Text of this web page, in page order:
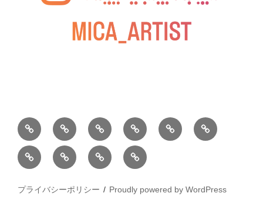
BLOG
教
室
の
ご
お
問
い
合
動
画
過
去
展
2025
松
座
松
屋
銀
小
松
2026
年
2025
年
プライバシーポリシー Proudly powered by WordPress